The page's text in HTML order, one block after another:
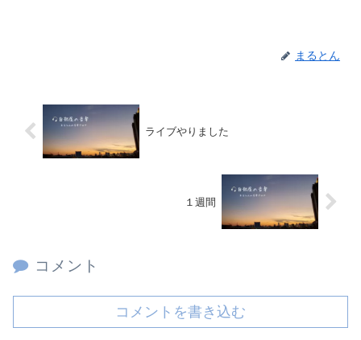
まるとん
ライブやりました
１週間
コメント
コメントを書き込む